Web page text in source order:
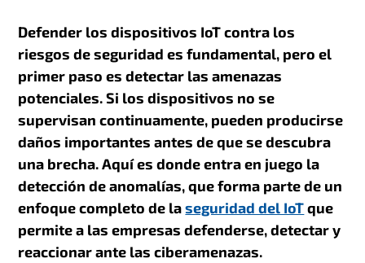
Defender los dispositivos IoT contra los
riesgos de seguridad es fundamental, pero el
primer paso es detectar las amenazas
potenciales. Si los dispositivos no se
supervisan continuamente, pueden producirse
daños importantes antes de que se descubra
una brecha. Aquí es donde entra en juego la
detección de anomalías, que forma parte de un
enfoque completo de laseguridad del IoTque
permite a las empresas defenderse, detectar y
reaccionar ante las ciberamenazas.